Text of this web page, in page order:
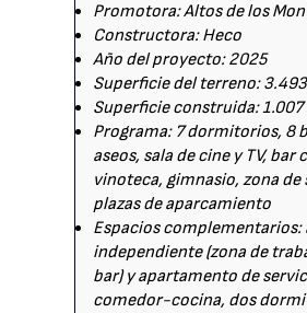
Promotora: Altos de los
Constructora: Heco
Año del proyecto: 2025
Superficie del terreno:
Superficie construida: 1.007
Programa: 7 dormitorios, 8
aseos, sala de cine y TV, bar
vinoteca, gimnasio, zona de
plazas de aparcamiento
Espacios complementarios:
independiente (zona de
bar) y apartamento de
comedor-cocina, dos